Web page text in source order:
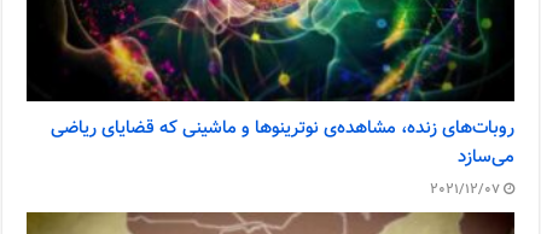
روبات‌های زنده، مشاهده‌ی نوترینوها و ماشینی که قضایای ریاضی
می‌سازد
2021/12/07